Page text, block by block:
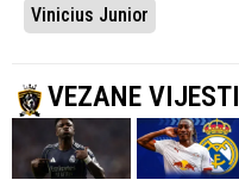
Vinicius Junior
VEZANE VIJESTI